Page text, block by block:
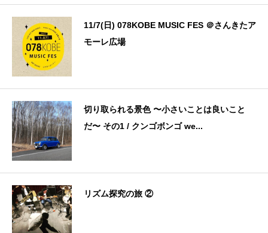
11/7(日) 078KOBE MUSIC FES ＠さんきたア
モーレ広場
切り取られる景色 〜小さいことは良いこと
だ〜 その1 / クンゴボンゴ we...
リズム探究の旅 ②